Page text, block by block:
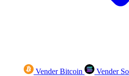
Vender Bitcoin Vender